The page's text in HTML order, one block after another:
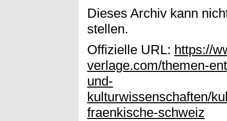
Dieses Archiv kann
stellen.
Offizielle URL: https://
verlage.com/themen-
und-
kulturwissenschaften/
fraenkische-schweiz